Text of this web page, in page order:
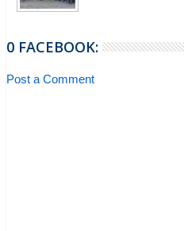
0 FACEBOOK:
Post a Comment